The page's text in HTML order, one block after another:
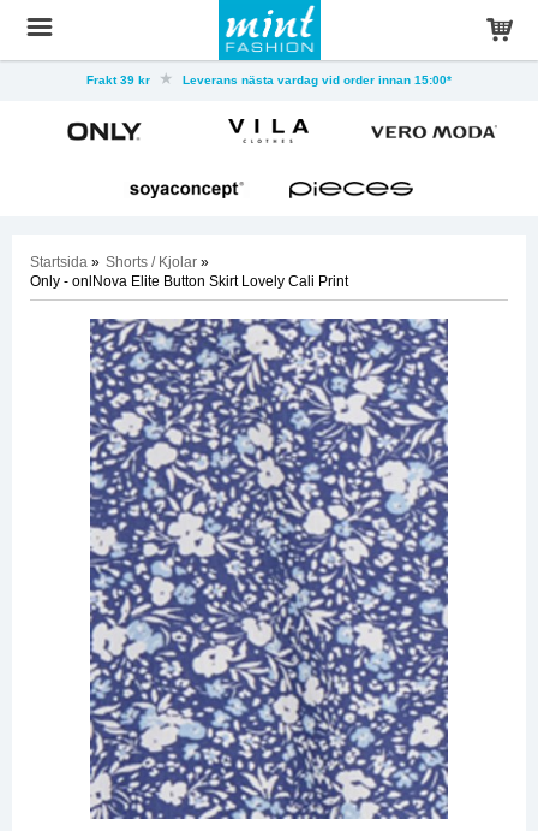
Frakt 39 kr Leverans nästa vardag vid order innan 15:00*
Startsida » Shorts / Kjolar »
Only - onlNova Elite Button Skirt Lovely Cali Print